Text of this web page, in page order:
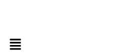
Menü